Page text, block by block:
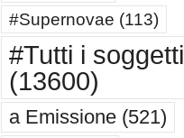
#Supernovae (113)
#Tutti i soggetti
(13600)
a Emissione(521)